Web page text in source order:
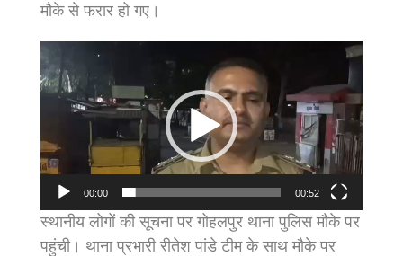
मौके से फरार हो गए।
Video
Player
00:00 00:52
स्थानीय लोगों की सूचना पर गोहलपुर थाना पुलिस मौके पर
पहुंची। थाना प्रभारी रीतेश पांडे टीम के साथ मौके पर